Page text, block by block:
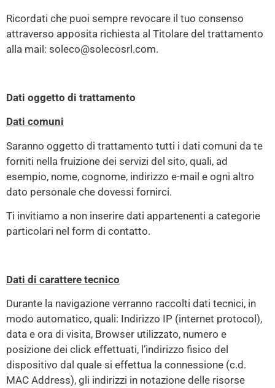
Ricordati che puoi sempre revocare il tuo consenso
attraverso apposita richiesta al Titolare del trattamento
alla mail: soleco@solecosrl.com.
Dati oggetto di trattamento
Dati comuni
Saranno oggetto di trattamento tutti i dati comuni da te
forniti nella fruizione dei servizi del sito, quali, ad
esempio, nome, cognome, indirizzo e-mail e ogni altro
dato personale che dovessi fornirci.
Ti invitiamo a non inserire dati appartenenti a categorie
particolari nel form di contatto.
Dati di carattere tecnico
Durante la navigazione verranno raccolti dati tecnici, in
modo automatico, quali: Indirizzo IP (internet protocol),
data e ora di visita, Browser utilizzato, numero e
posizione dei click effettuati, l’indirizzo fisico del
dispositivo dal quale si effettua la connessione (c.d.
MAC Address), gli indirizzi in notazione delle risorse